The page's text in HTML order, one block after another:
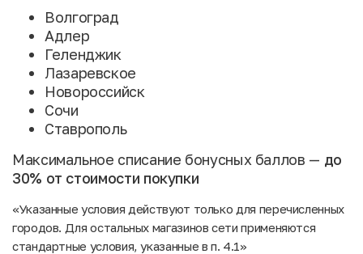
Волгоград
Адлер
Геленджик
Лазаревское
Новороссийск
Сочи
Ставрополь
Максимальное списание бонусных баллов — до
30% от стоимости покупки
«Указанные условия действуют только для перечисленных
городов. Для остальных магазинов сети применяются
стандартные условия, указанные в п. 4.1»